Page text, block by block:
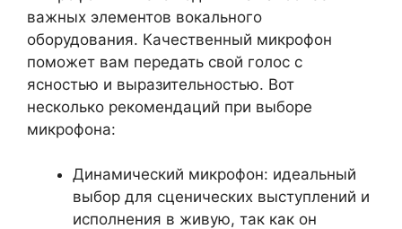
важных элементов вокального
оборудования. Качественный микрофон
поможет вам передать свой голос с
ясностью и выразительностью. Вот
несколько рекомендаций при выборе
микрофона:
Динамический микрофон: идеальный
выбор для сценических выступлений и
исполнения в живую, так как он